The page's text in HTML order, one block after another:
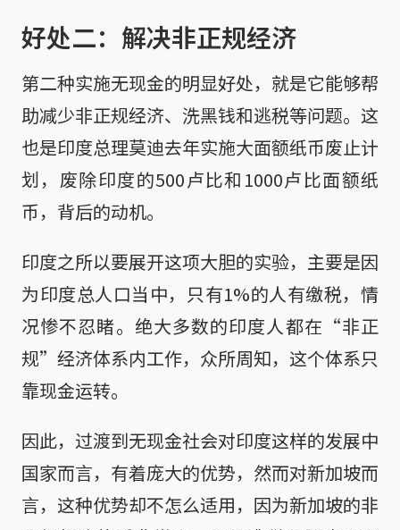
好处二：解决非正规经济
第二种实施无现金的明显好处，就是它能够帮
助减少非正规经济、洗黑钱和逃税等问题。这
也是印度总理莫迪去年实施大面额纸币废止计
划，废除印度的500卢比和1000卢比面额纸
币，背后的动机。
印度之所以要展开这项大胆的实验，主要是因
为印度总人口当中，只有1%的人有缴税，情
况惨不忍睹。绝大多数的印度人都在“非正
规”经济体系内工作，众所周知，这个体系只
靠现金运转。
因此，过渡到无现金社会对印度这样的发展中
国家而言，有着庞大的优势，然而对新加坡而
言，这种优势却不怎么适用，因为新加坡的非